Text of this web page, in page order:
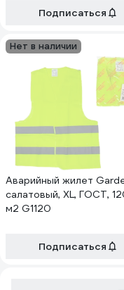
Подписаться
Нет в наличии
Аварийный жилет
салатовый, XL, ГОСТ,
м2 G1120
Подписаться